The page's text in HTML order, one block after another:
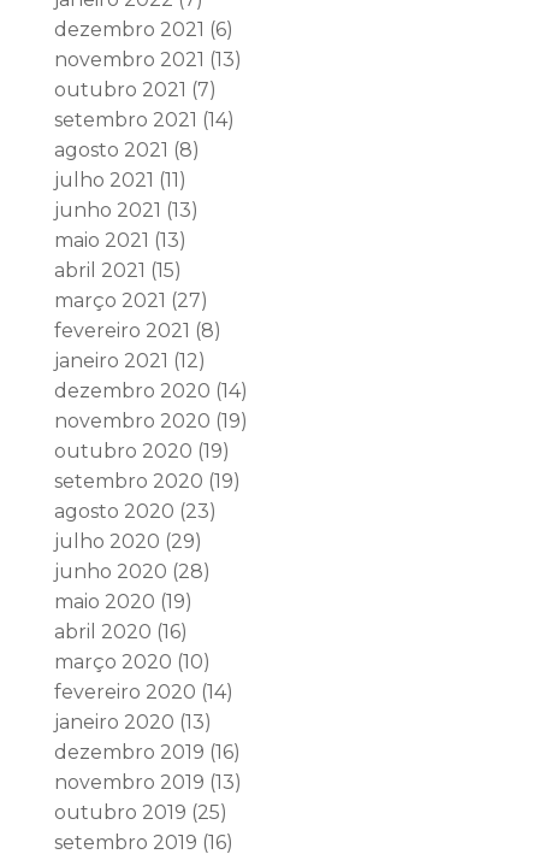
dezembro 2021 (6)
novembro 2021 (13)
outubro 2021 (7)
setembro 2021 (14)
agosto 2021 (8)
julho 2021 (11)
junho 2021 (13)
maio 2021 (13)
abril 2021 (15)
março 2021 (27)
fevereiro 2021 (8)
janeiro 2021 (12)
dezembro 2020 (14)
novembro 2020 (19)
outubro 2020 (19)
setembro 2020 (19)
agosto 2020 (23)
julho 2020 (29)
junho 2020 (28)
maio 2020 (19)
abril 2020 (16)
março 2020 (10)
fevereiro 2020 (14)
janeiro 2020 (13)
dezembro 2019 (16)
novembro 2019 (13)
outubro 2019 (25)
setembro 2019 (16)